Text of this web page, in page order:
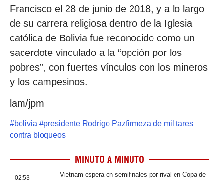
Francisco el 28 de junio de 2018, y a lo largo
de su carrera religiosa dentro de la Iglesia
católica de Bolivia fue reconocido como un
sacerdote vinculado a la “opción por los
pobres”, con fuertes vínculos con los mineros
y los campesinos.
lam/jpm
#bolivia #presidente Rodrigo Pazfirmeza de militares
contra bloqueos
MINUTO A MINUTO
02:53
Vietnam espera en semifinales por rival en Copa de